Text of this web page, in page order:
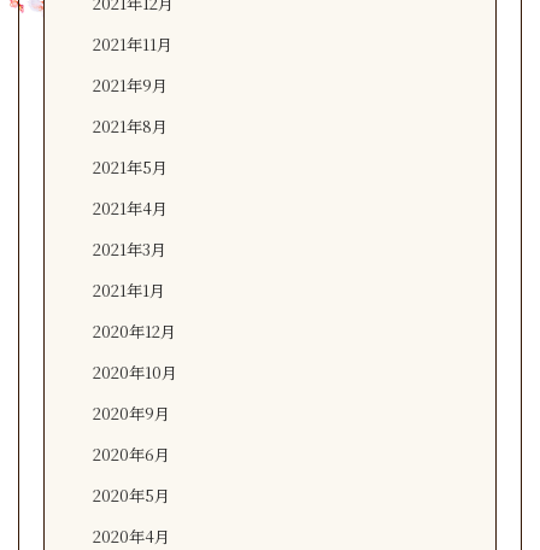
2021年11月
2021年9月
2021年8月
2021年5月
2021年4月
2021年3月
2021年1月
2020年12月
2020年10月
2020年9月
2020年6月
2020年5月
2020年4月